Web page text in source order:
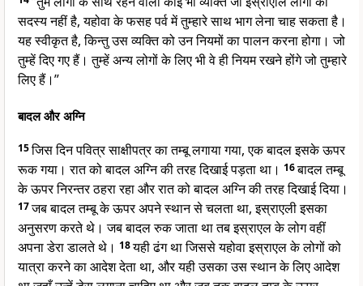
सदस्य नहीं है, यहोवा के फसह पर्व में तुम्हारे साथ भाग लेना चाह सकता है।
यह स्वीकृत है, किन्तु उस व्यक्ति को उन नियमों का पालन करना होगा। जो
तुम्हें दिए गए हैं। तुम्हें अन्य लोगों के लिए भी वे ही नियम रखने होंगे जो तुम्हारे
लिए हैं।”
बादल और अग्नि
15जिस दिन पवित्र साक्षीपत्र का तम्बू लगाया गया, एक बादल इसके ऊपर
रूक गया। रात को बादल अग्नि की तरह दिखाई पड़ता था। 16बादल तम्बू
के ऊपर निरन्तर ठहरा रहा और रात को बादल अग्नि की तरह दिखाई दिया।
17जब बादल तम्बू के ऊपर अपने स्थान से चलता था, इस्राएली इसका
अनुसरण करते थे। जब बादल रुक जाता था तब इस्राएल के लोग वहीं
अपना डेरा डालते थे। 18यही ढंग था जिससे यहोवा इस्राएल के लोगों को
यात्रा करने का आदेश देता था, और यही उसका उस स्थान के लिए आदेश